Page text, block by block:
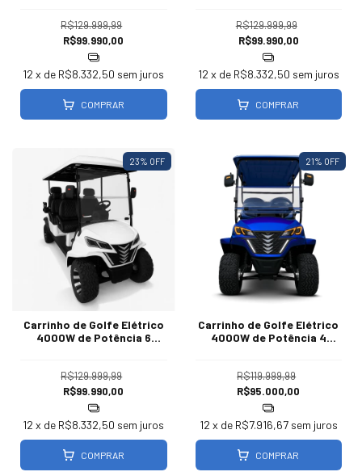
R$129.999,99
R$99.990,00
12 x de R$8.332,50 sem juros
COMPRAR
R$129.999,99
R$99.990,00
12 x de R$8.332,50 sem juros
COMPRAR
23% OFF
Carrinho de Golfe Elétrico
4000W de Potência 6
R$129.999,99
R$99.990,00
12 x de R$8.332,50 sem juros
COMPRAR
21% OFF
Carrinho de Golfe Elétrico
4000W de Potência 4
R$119.999,99
R$95.000,00
12 x de R$7.916,67 sem juros
COMPRAR